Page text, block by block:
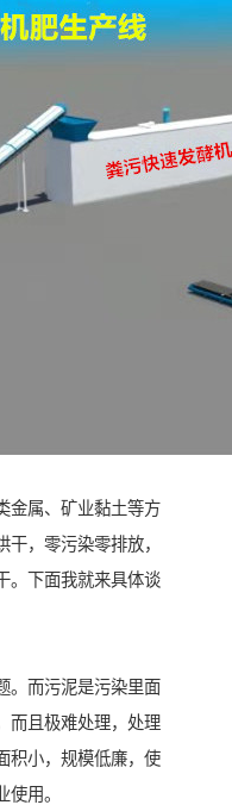
金属、矿业黏土等方
，零污染零排放，
。下面我就来具体谈
。而污泥是污染里面
而且极难处理，处理
积小，规模低廉，使
用。